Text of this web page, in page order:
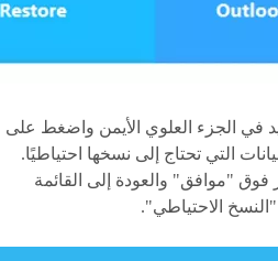
في الجزء العلوي الأيمن واضغط على
التي تحتاج إلى نسخها احتياطيًا.
فوق "موافق" والعودة إلى القائمة
"النسخ الاحتياطي".